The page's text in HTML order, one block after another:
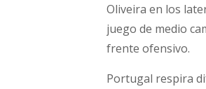
Oliveira en los
juego de medio
frente ofensivo.
Portugal respira